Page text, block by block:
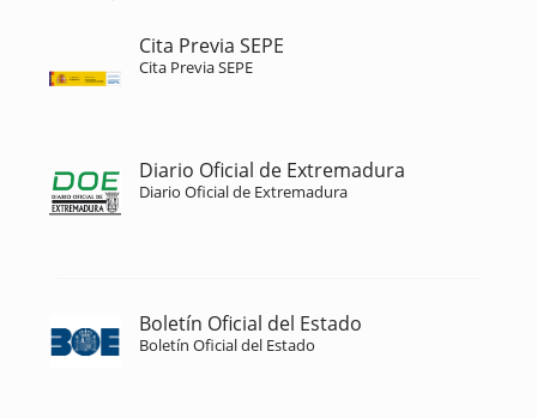
Cita Previa SEPE
Cita Previa SEPE
Diario Oficial de Extremadura
Diario Oficial de Extremadura
Boletín Oficial del Estado
Boletín Oficial del Estado